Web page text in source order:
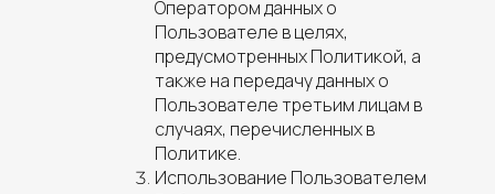
Оператором данных о
Пользователе в целях,
предусмотренных Политикой, а
также на передачу данных о
Пользователе третьим лицам в
случаях, перечисленных в
Политике.
Использование Пользователем